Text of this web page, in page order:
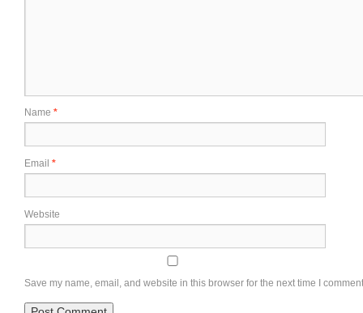
Name *
Email *
Website
Save my name, email, and website in this browser for the next time I